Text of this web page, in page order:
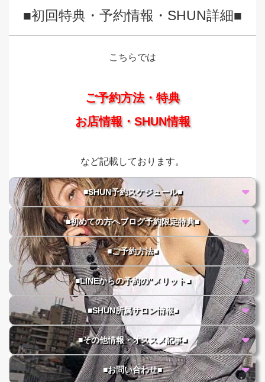
■初回特典・予約情報・SHUN詳細■
こちらでは
ご予約方法・特典
お店情報・SHUN情報
など記載しております。
■SHUN予約スケジュール■
■初めての方へブログ予約限定特典■
■ご予約方法■
■LINEからの予約の"メリット■
■SHUN所属サロン情報■
■その他情報・オススメ記事■
■お問い合わせ■